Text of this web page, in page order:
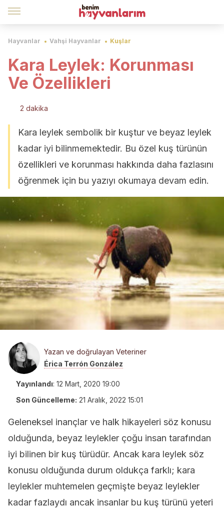
Hayvanlar Vahşi Hayvanlar Kuşlar
Kara Leylek: Korunması
Ve Özellikleri
2 dakika
Kara leylek sembolik bir kuştur ve beyaz leylek
kadar iyi bilinmemektedir. Bu özel kuş türünün
özellikleri ve korunması hakkında daha fazlasını
öğrenmek için bu yazıyı okumaya devam edin.
Yazan ve doğrulayan Veteriner
Érica Terrón González
Yayınlandı: 12 Mart, 2020 19:00
Son Güncelleme: 21 Aralık, 2022 15:01
Geleneksel inançlar ve halk hikayeleri söz konusu
olduğunda, beyaz leylekler çoğu insan tarafından
iyi bilinen bir kuş türüdür. Ancak kara leylek söz
konusu olduğunda durum oldukça farklı; kara
leylekler muhtemelen geçmişte beyaz leylekler
kadar fazlaydı ancak insanlar bu kuş türünü yeteri